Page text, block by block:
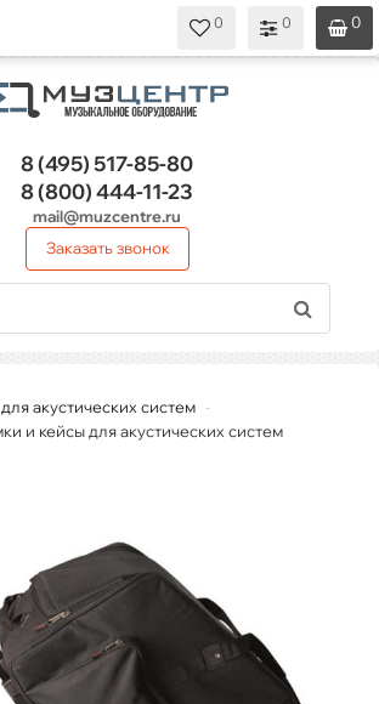
0
0
0
8 (495)517-85-80
8 (800)444-11-23
mail@muzcentre.ru
Заказать звонок
акустических систем
и кейсы для акустических систем